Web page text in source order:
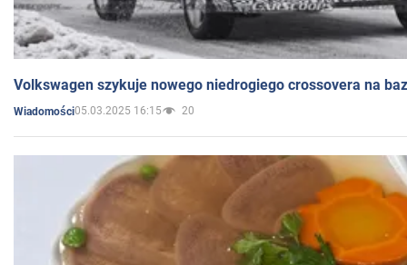
Volkswagen szykuje nowego niedrogiego crossovera na
Wiadomości05.03.2025 16:15 20